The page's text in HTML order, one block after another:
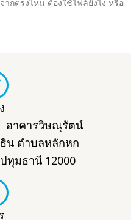
ากตรงไหน ต้องใช้ไฟล์ยังไง หรือ
อาคารวิษณุรัตน์
น ตำบลหลักหก
ทุมธานี 12000